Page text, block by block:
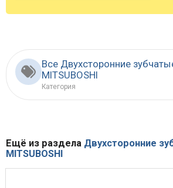
Все Двухсторонние
MITSUBOSHI
Категория
Ещё из раздела Двухсторонние
MITSUBOSHI